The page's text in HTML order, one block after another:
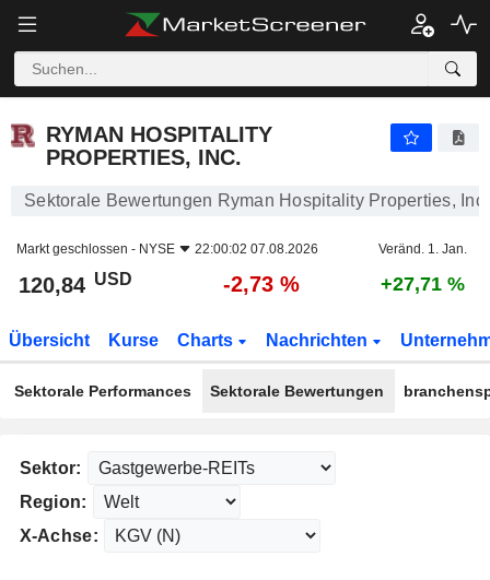
RYMAN HOSPITALITY
PROPERTIES, INC.
Sektorale Bewertungen Ryman Hospitality Properties, Inc.
Markt geschlossen - NYSE 22:00:02 07.08.2026 Veränd. 1. Jan.
120,84 USD -2,73 % +27,71 %
Übersicht Kurse Charts Nachrichten
Sektorale Performances Sektorale Bewertungen
Sektor:
Region:
X-Achse: